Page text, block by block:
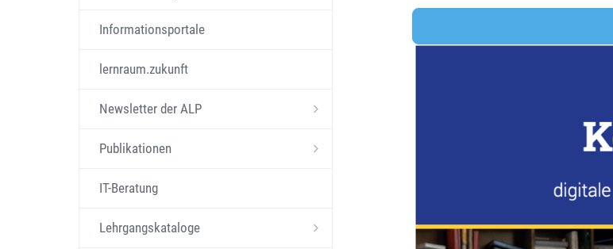
Informationsportale
lernraum.zukunft
Newsletter der ALP
Publikationen
IT-Beratung
Lehrgangskataloge